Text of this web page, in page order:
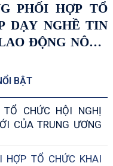
THẠNH HƯNG
HỌP
BẬT
CHỨC HỘI NGHỊ
CỦA TRUNG ƯƠNG
HỢP TỔ CHỨC KHAI